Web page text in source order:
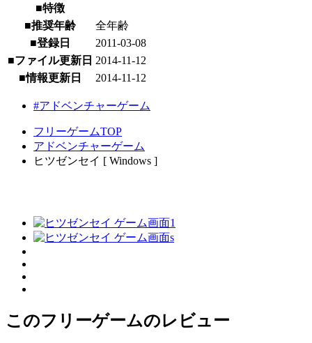
■特徴
■推奨年齢
全年齢
■登録日
2011-03-08
■ファイル更新日 2014-11-12
■情報更新日
2014-11-12
#アドベンチャーゲーム
フリーゲームTOP
アドベンチャーゲーム
ヒツゼンセイ [ Windows ]
このフリーゲームのレビュー